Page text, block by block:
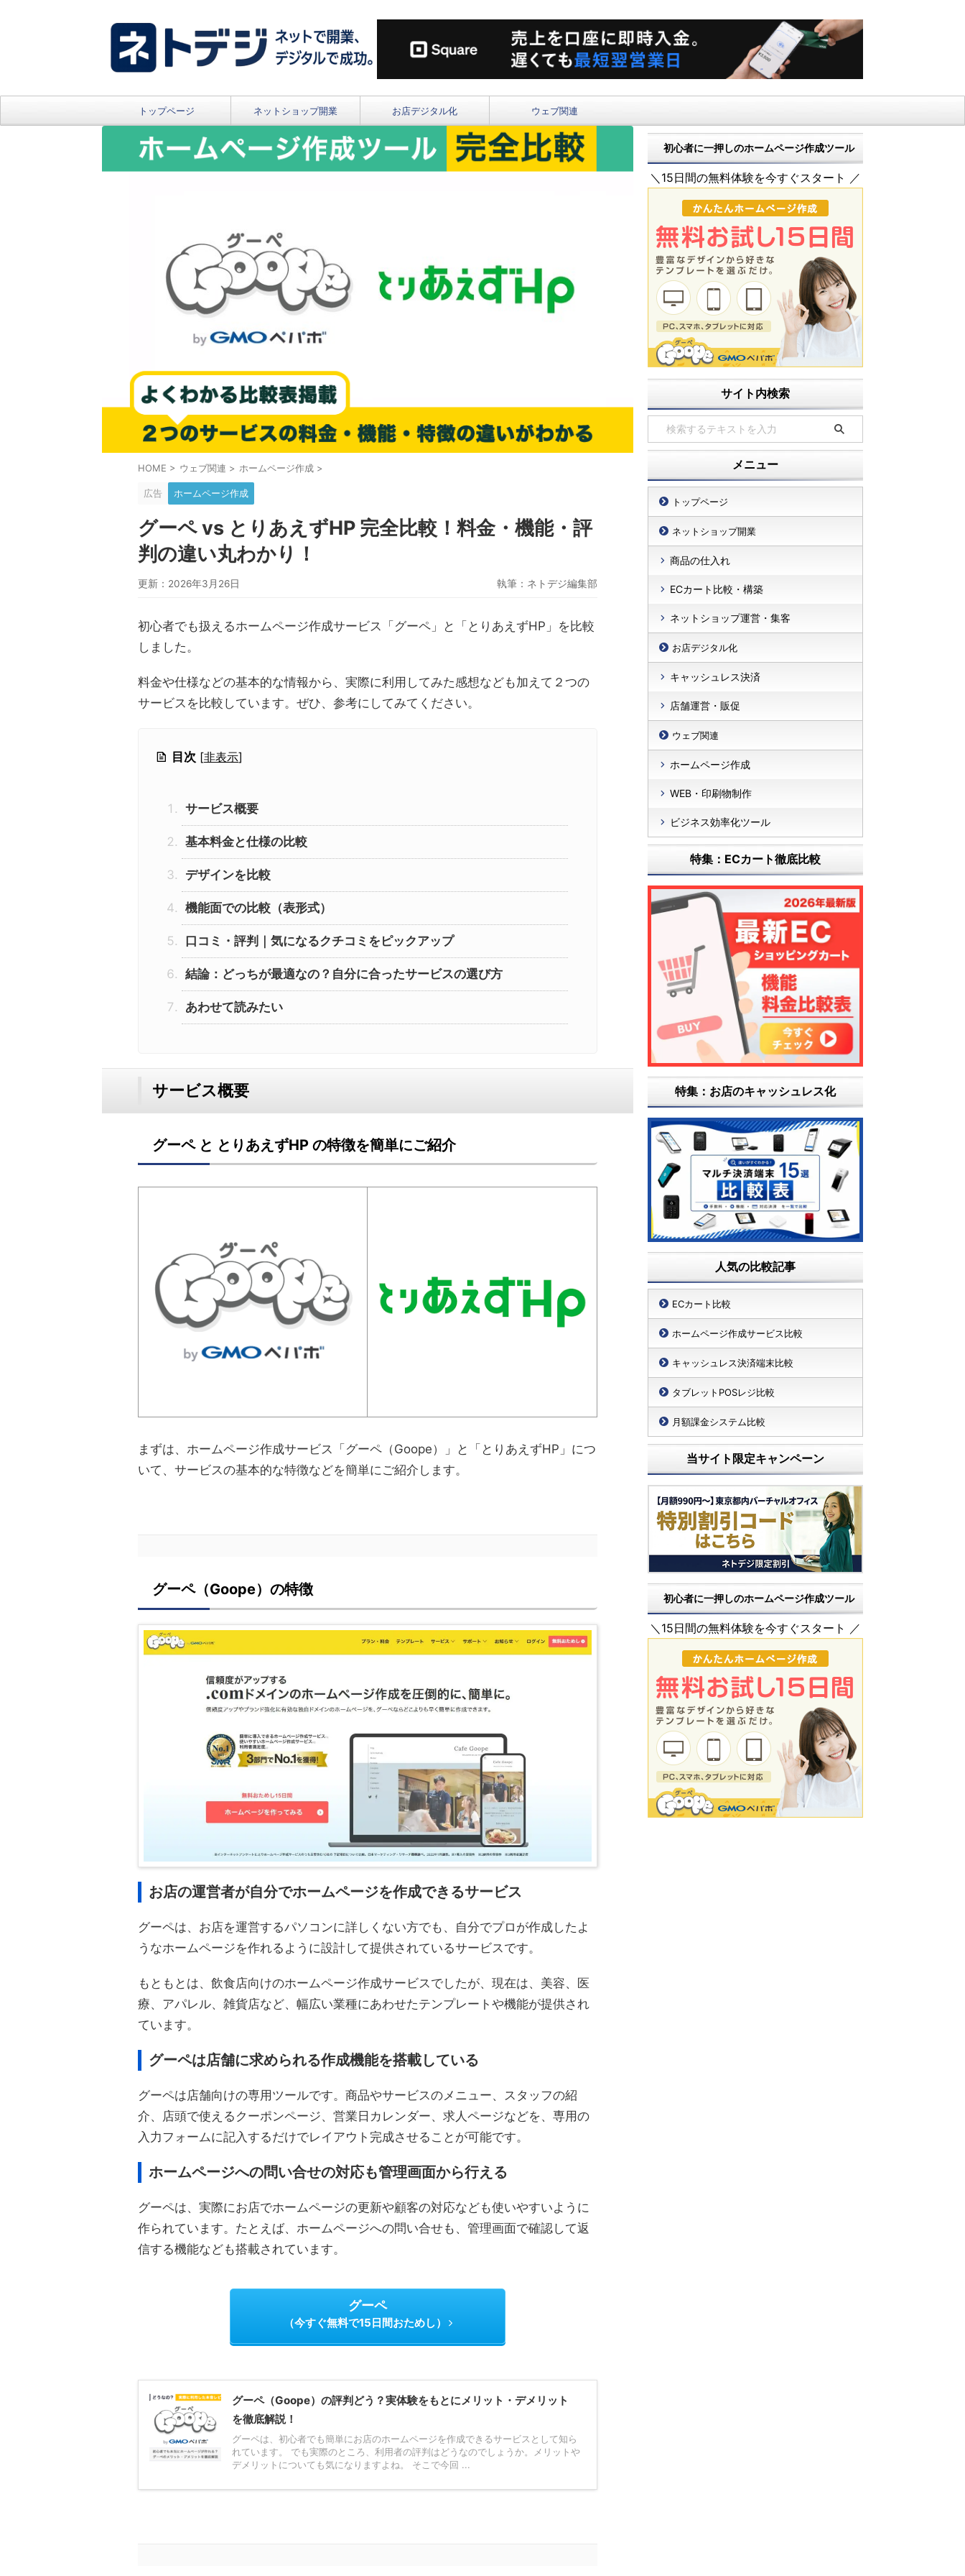
トップページ ネットショップ開業 お店デジタル化 ウェブ関連
HOME > ウェブ関連 > ホームページ作成 >
広告 ホームページ作成
グーペ vs とりあえずHP 完全比較！料金・機能・評
判の違い丸わかり！
更新：2026年3月26日 執筆： ネトデジ編集部
初心者でも扱えるホームページ作成サービス「グーペ」と「とりあえずHP」を比較
しました。
料金や仕様などの基本的な情報から、実際に利用してみた感想なども加えて２つの
サービスを比較しています。ぜひ、参考にしてみてください。
目次 [非表示]
サービス概要
基本料金と仕様の比較
デザインを比較
機能面での比較（表形式）
口コミ・評判｜気になるクチコミをピックアップ
結論：どっちが最適なの？自分に合ったサービスの選び方
あわせて読みたい
サービス概要
グーペ と とりあえずHP の特徴を簡単にご紹介
まずは、ホームページ作成サービス「グーペ（Goope）」と「とりあえずHP」につ
いて、サービスの基本的な特徴などを簡単にご紹介します。
グーペ（Goope）の特徴
お店の運営者が自分でホームページを作成できるサービス
グーペは、お店を運営するパソコンに詳しくない方でも、自分でプロが作成したよ
うなホームページを作れるように設計して提供されているサービスです。
もともとは、飲食店向けのホームページ作成サービスでしたが、現在は、美容、医
療、アパレル、雑貨店など、幅広い業種にあわせたテンプレートや機能が提供され
ています。
グーペは店舗に求められる作成機能を搭載している
グーペは店舗向けの専用ツールです。商品やサービスのメニュー、スタッフの紹
介、店頭で使えるクーポンページ、営業日カレンダー、求人ページなどを、専用の
入力フォームに記入するだけでレイアウト完成させることが可能です。
ホームページへの問い合せの対応も管理画面から行える
グーペは、実際にお店でホームページの更新や顧客の対応なども使いやすいように
作られています。たとえば、ホームページへの問い合せも、管理画面で確認して返
信する機能なども搭載されています。
グーペ
（今すぐ無料で15日間おためし）
グーペ（Goope）の評判どう？実体験をもとにメリット・デメリット
を徹底解説！
グーペは、初心者でも簡単にお店のホームページを作成できるサービスとして知ら
れています。 でも実際のところ、利用者の評判はどうなのでしょうか。メリットや
デメリットについても気になりますよね。 そこで今回 ...
初心者に一押しのホームページ作成ツール
＼15日間の無料体験を今すぐスタート ／
サイト内検索
メニュー
トップページ
ネットショップ開業
商品の仕入れ
ECカート比較・構築
ネットショップ運営・集客
お店デジタル化
キャッシュレス決済
店舗運営・販促
ウェブ関連
ホームページ作成
WEB・印刷物制作
ビジネス効率化ツール
特集：ECカート徹底比較
特集：お店のキャッシュレス化
人気の比較記事
ECカート比較
ホームページ作成サービス比較
キャッシュレス決済端末比較
タブレットPOSレジ比較
月額課金システム比較
当サイト限定キャンペーン
初心者に一押しのホームページ作成ツール
＼15日間の無料体験を今すぐスタート ／